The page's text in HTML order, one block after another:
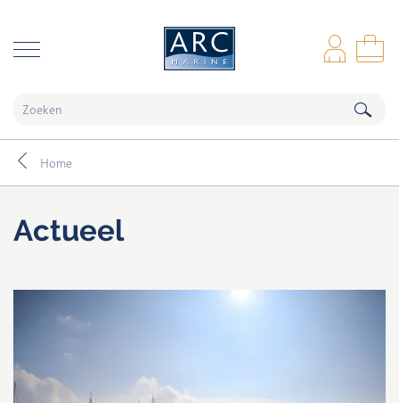
Home
Actueel